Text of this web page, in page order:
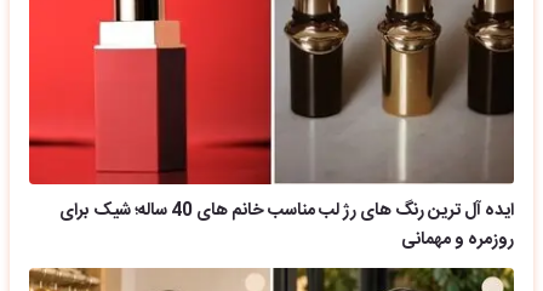
ایده آل ترین رنگ های رژ لب مناسب خانم های 40 ساله؛ شیک برای
روزمره و مهمانی